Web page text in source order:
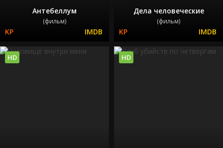
Антебеллум
(фильм)
Дела человеческие
(фильм)
HD HD